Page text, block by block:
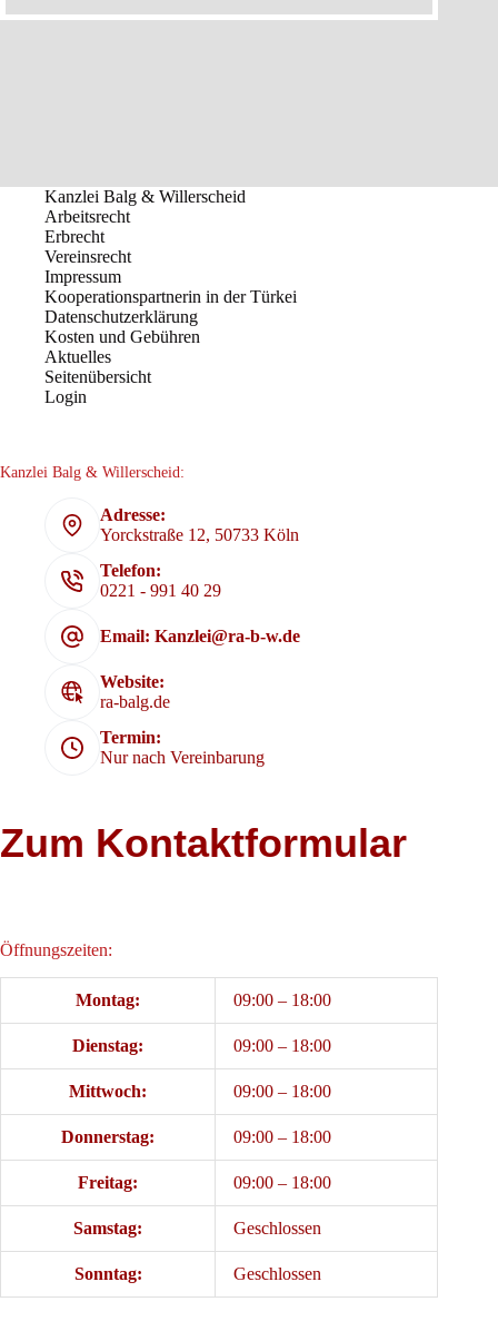
Kanzlei Balg & Willerscheid
Arbeitsrecht
Erbrecht
Vereinsrecht
Impressum
Kooperationspartnerin in der Türkei
Datenschutzerklärung
Kosten und Gebühren
Aktuelles
Seitenübersicht
Login
Kanzlei Balg & Willerscheid:
Adresse:
Yorckstraße 12, 50733 Köln
Telefon:
0221 - 991 40 29
Email: Kanzlei@ra-b-w.de
Website:
ra-balg.de
Termin:
Nur nach Vereinbarung
Zum Kontaktformular
Öffnungszeiten:
Montag: 09:00 – 18:00
Dienstag: 09:00 – 18:00
Mittwoch: 09:00 – 18:00
Donnerstag: 09:00 – 18:00
Freitag: 09:00 – 18:00
Samstag: Geschlossen
Sonntag: Geschlossen